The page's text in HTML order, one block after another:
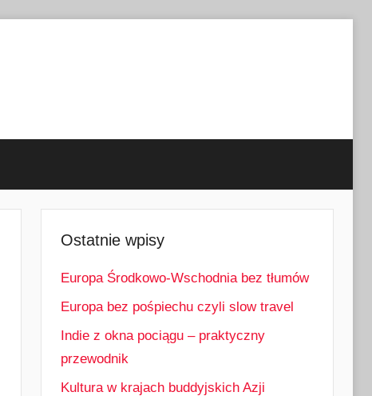
Ostatnie wpisy
Europa Środkowo-Wschodnia bez tłumów
Europa bez pośpiechu czyli slow travel
Indie z okna pociągu – praktyczny
przewodnik
Kultura w krajach buddyjskich Azji